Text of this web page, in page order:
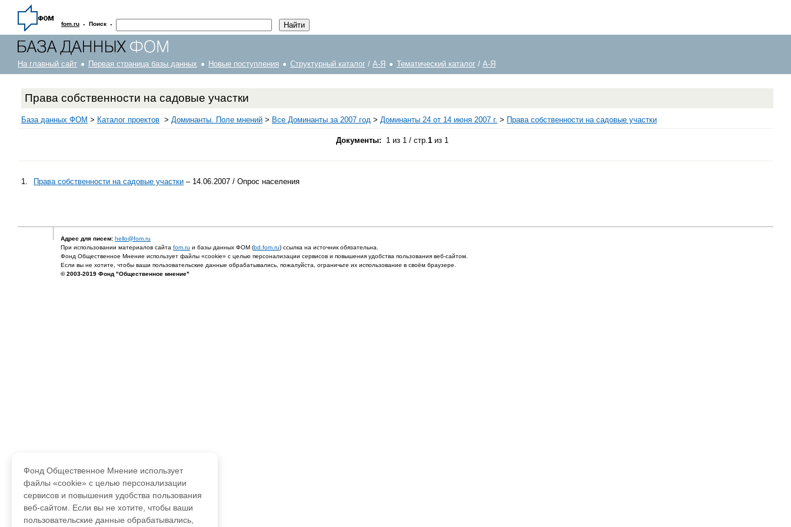
fom.ru · Поиск ·
На главный сайт Первая страница базы данных Новые поступления Структурный каталог / А-Я Тематический каталог / А-Я
Права собственности на садовые участки
База данных ФОМ > Каталог проектов > Доминанты. Поле мнений > Все Доминанты за 2007 год > Доминанты 24 от 14 июня 2007 г. > Права собственности на садовые участки
Документы: 1 из 1 / стр. 1из 1
1. Права собственности на садовые участки – 14.06.2007 / Опрос населения
Адрес для писем: hello@fom.ru
При использовании материалов сайта fom.ru и базы данных ФОМ (bd.fom.ru) ссылка на источник обязательна.
Фонд Общественное Мнение использует файлы «cookie» с целью персонализации сервисов и повышения удобства пользования веб-сайтом.
Если вы не хотите, чтобы ваши пользовательские данные обрабатывались, пожалуйста, ограничьте их использование в своём браузере.
© 2003-2019 Фонд "Общественное мнение"
Фонд Общественное Мнение использует
файлы «cookie» с целью персонализации
сервисов и повышения удобства пользования
веб-сайтом. Если вы не хотите, чтобы ваши
пользовательские данные обрабатывались,